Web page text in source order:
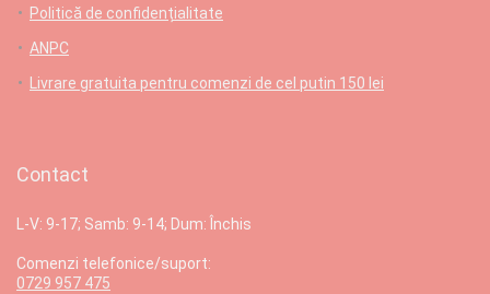
Politică de confidențialitate
ANPC
Livrare gratuita pentru comenzi de cel putin 150 lei
Contact
L-V: 9-17; Samb: 9-14; Dum: Închis
Comenzi telefonice/suport:
0729 957 475